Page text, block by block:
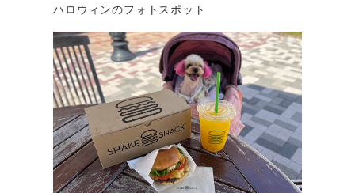
ハロウィンのフォトスポット